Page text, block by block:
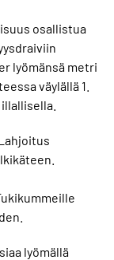
osallistua
lyömänsä metri
väylällä 1.
lyömällä